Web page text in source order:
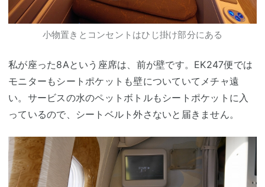
小物置きとコンセントはひじ掛け部分にある
私が座った8Aという座席は、前が壁です。EK247便では
モニターもシートポケットも壁についていてメチャ遠
い。サービスの水のペットボトルもシートポケットに入
っているので、シートベルト外さないと届きません。